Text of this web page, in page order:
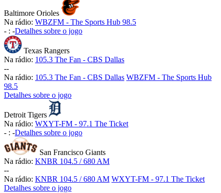
Baltimore Orioles
Na rádio: WBZFM - The Sports Hub 98.5
- : -Detalhes sobre o jogo
Texas Rangers
Na rádio: 105.3 The Fan - CBS Dallas
--
Na rádio: 105.3 The Fan - CBS Dallas WBZFM - The Sports Hub
98.5
Detalhes sobre o jogo
Detroit Tigers
Na rádio: WXYT-FM - 97.1 The Ticket
- : -Detalhes sobre o jogo
San Francisco Giants
Na rádio: KNBR 104.5 / 680 AM
--
Na rádio: KNBR 104.5 / 680 AM WXYT-FM - 97.1 The Ticket
Detalhes sobre o jogo